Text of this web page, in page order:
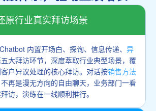
原行业真实拜访场景
内置开场白、探询、信息传递、 异
大拜访环节，深度萃取行业典型场景，覆
户异议处理的核心拜访。对话按销售方法
再是漫无方向的自由聊天，业务部门一看
访，演练在一线顺利推行。